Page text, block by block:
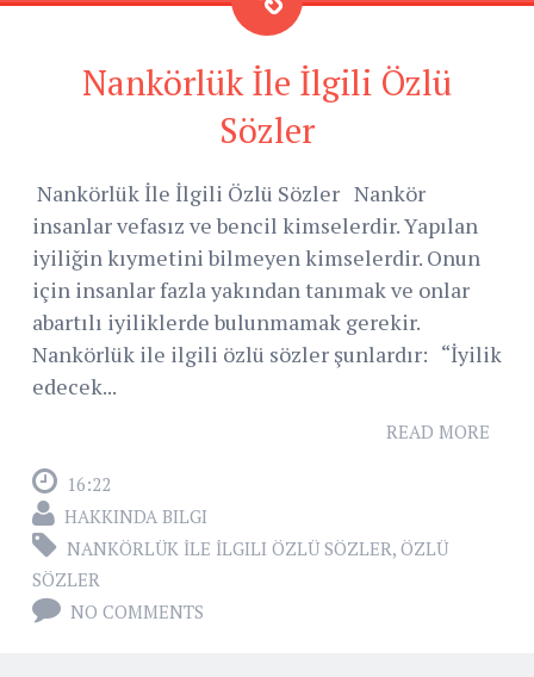
Nankörlük İle İlgili Özlü
Sözler
Nankörlük İle İlgili Özlü Sözler Nankör
insanlar vefasız ve bencil kimselerdir. Yapılan
iyiliğin kıymetini bilmeyen kimselerdir. Onun
için insanlar fazla yakından tanımak ve onlar
abartılı iyiliklerde bulunmamak gerekir.
Nankörlük ile ilgili özlü sözler şunlardır: “İyilik
edecek...
READ MORE
16:22
HAKKINDA BILGI
NANKÖRLÜK İLE İLGILI ÖZLÜ SÖZLER, ÖZLÜ
SÖZLER
NO COMMENTS